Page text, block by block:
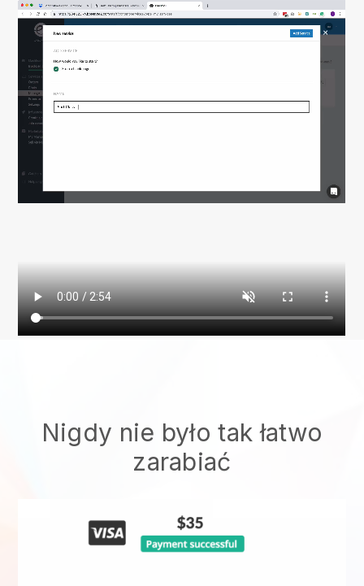
Nigdy nie było tak łatwo
zarabiać